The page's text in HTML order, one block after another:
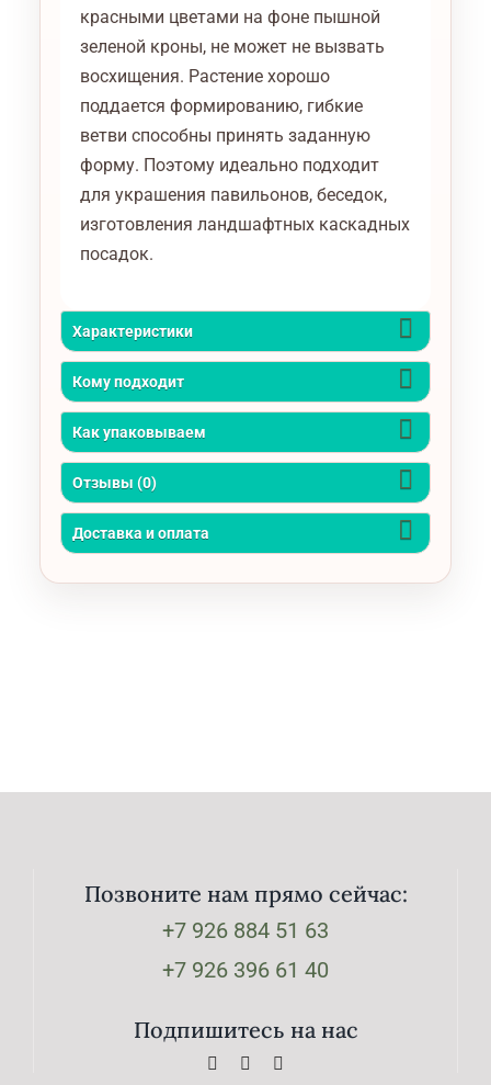
красными цветами на фоне пышной
зеленой кроны, не может не вызвать
восхищения. Растение хорошо
поддается формированию, гибкие
ветви способны принять заданную
форму. Поэтому идеально подходит
для украшения павильонов, беседок,
изготовления ландшафтных каскадных
посадок.
Характеристики
Кому подходит
Как упаковываем
Отзывы (0)
Доставка и оплата
Позвоните нам прямо сейчас:
+7 926 884 51 63
+7 926 396 61 40
Подпишитесь на нас